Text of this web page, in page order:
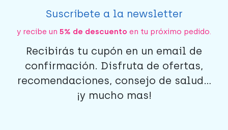
Suscríbete a la newsletter
y recibe un 5% de descuento en tu próximo pedido.
Recibirás tu cupón en un email de
confirmación. Disfruta de ofertas,
recomendaciones, consejo de salud...
¡y mucho mas!